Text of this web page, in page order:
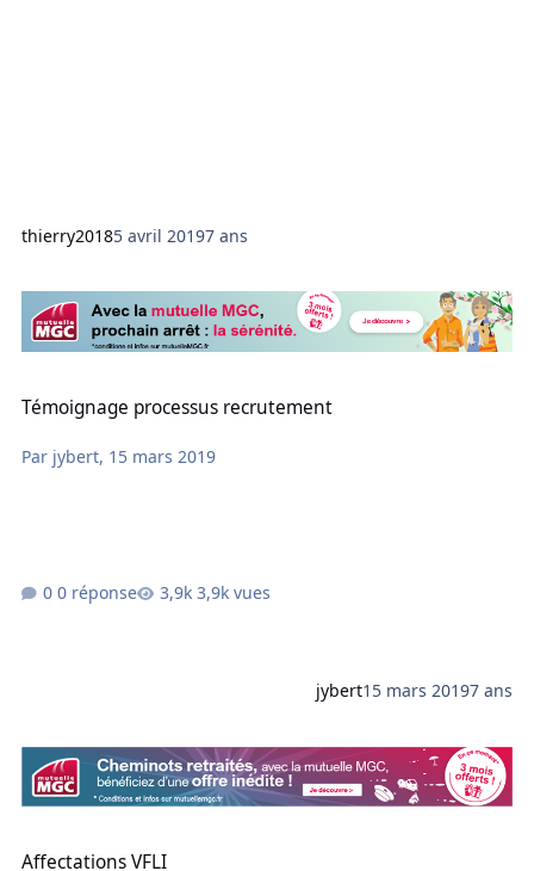
thierry20185 avril 20197 ans
Témoignage processus recrutement
Par jybert, 15 mars 2019
0 réponse 3,9k vues
jybert15 mars 20197 ans
Affectations VFLI